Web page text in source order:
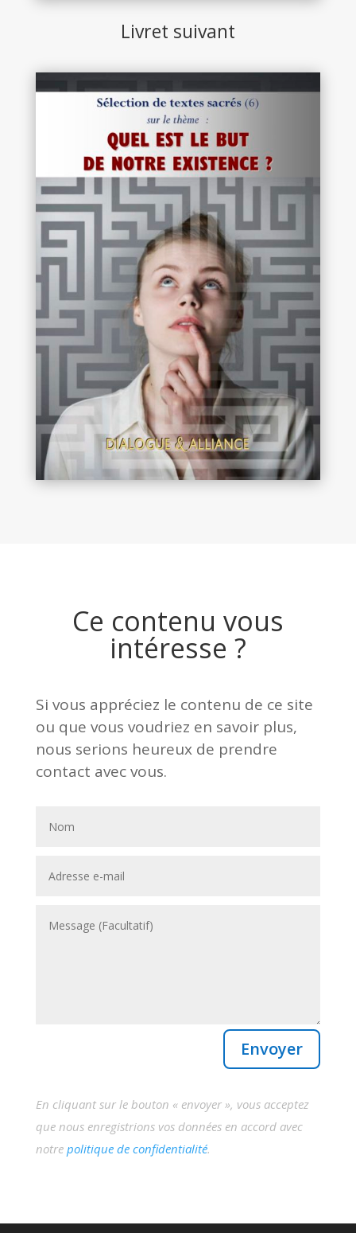
Livret suivant
Ce contenu vous
intéresse ?
Si vous appréciez le contenu de ce site
ou que vous voudriez en savoir plus,
nous serions heureux de prendre
contact avec vous.
Envoyer
En cliquant sur le bouton « envoyer », vous acceptez
que nous enregistrions vos données en accord avec
notre politique de confidentialité.